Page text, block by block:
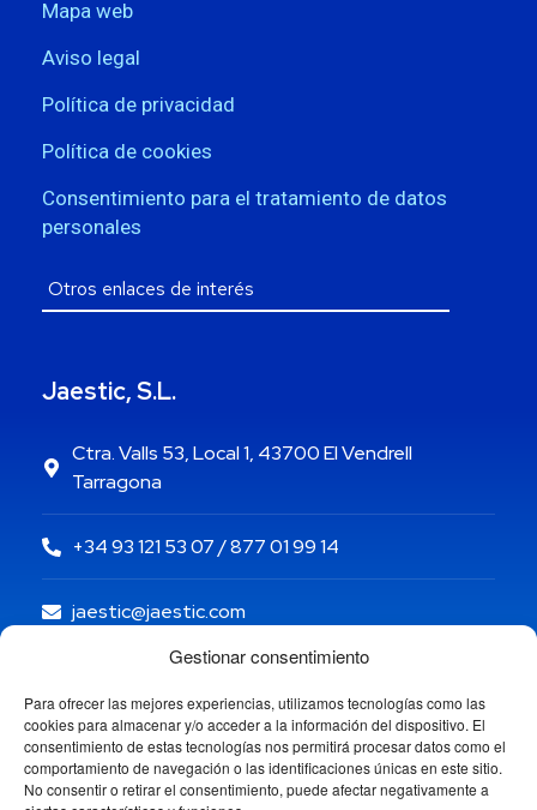
Gestionar consentimiento
Para ofrecer las mejores experiencias, utilizamos tecnologías como las
cookies para almacenar y/o acceder a la información del dispositivo. El
consentimiento de estas tecnologías nos permitirá procesar datos como el
comportamiento de navegación o las identificaciones únicas en este sitio.
No consentir o retirar el consentimiento, puede afectar negativamente a
Mapa web
Aviso legal
Política de privacidad
Política de cookies
Consentimiento para el tratamiento de datos
personales
Jaestic, S.L.
Ctra. Valls 53, Local 1, 43700 El Vendrell
Tarragona
+34 93 121 53 07 / 877 01 99 14
jaestic@jaestic.com